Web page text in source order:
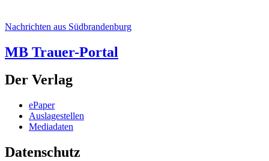
Nachrichten aus Südbrandenburg
MB Trauer-Portal
Der Verlag
ePaper
Auslagestellen
Mediadaten
Datenschutz